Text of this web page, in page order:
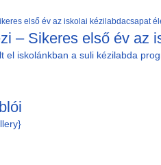
– Sikeres első év az
el iskolánkban a suli kézilabda